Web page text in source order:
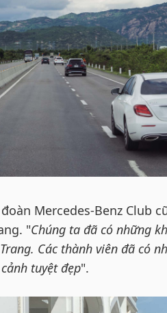
Mercedes-Benz Club
"Chúng ta đã có những
Các thành viên đã có
tuyệt đẹp".